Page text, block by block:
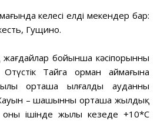
келесі елді мекендер бар:
Гущино.
бойынша кәсіпорынның
Тайга орман аймағына
орташа ылғалды ауданның
– шашынның орташа жылдық
ішінде жылы кезеңде +10*С